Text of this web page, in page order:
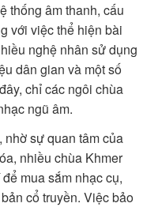
thống âm thanh, cấu
với việc thể hiện bài
nghệ nhân sử dụng
dân gian và một số
chỉ các ngôi chùa
ngũ âm.
nhờ sự quan tâm của
nhiều chùa Khmer
mua sắm nhạc cụ,
cổ truyền. Việc bảo